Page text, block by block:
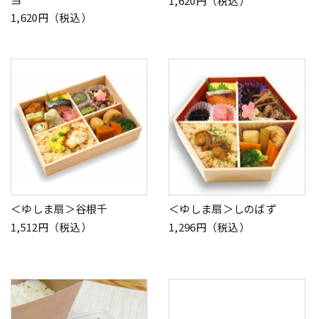
1,620円（税込）
＜ゆしま扇＞谷根千
1,512円（税込）
＜ゆしま扇＞しのばず
1,296円（税込）